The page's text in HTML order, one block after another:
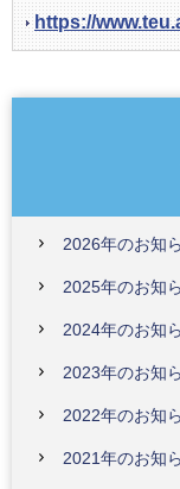
https://
2026年のお知
2025年のお知
2024年のお知
2023年のお知
2022年のお知
2021年のお知